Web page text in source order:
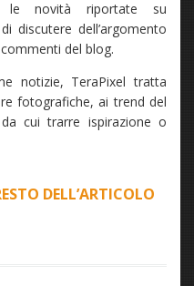
le novità riportate su
discutere dell’argomento
del blog.
notizie, TeraPixel tratta
fotografiche, ai trend del
cui trarre ispirazione o
DELL’ARTICOLO